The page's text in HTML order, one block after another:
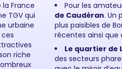
la France
TGV qui
urbaine
riche
Pour les
de Caudéran. Un
plus paisibles de
récentes ainsi que
Le quartier de
des secteurs